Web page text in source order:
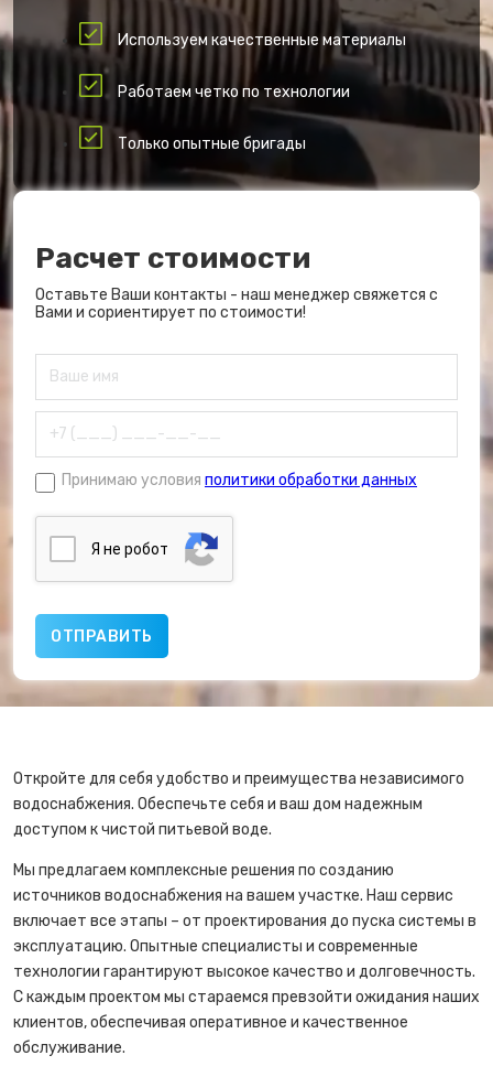
Используем качественные материалы
Работаем четко по технологии
Только опытные бригады
Расчет стоимости
Оставьте Ваши контакты - наш менеджер свяжется с
Вами и сориентирует по стоимости!
Принимаю условия политики обработки данных
Я нe poбoт
Откройте для себя удобство и преимущества независимого
водоснабжения. Обеспечьте себя и ваш дом надежным
доступом к чистой питьевой воде.
Мы предлагаем комплексные решения по созданию
источников водоснабжения на вашем участке. Наш сервис
включает все этапы – от проектирования до пуска системы в
эксплуатацию. Опытные специалисты и современные
технологии гарантируют высокое качество и долговечность.
С каждым проектом мы стараемся превзойти ожидания наших
клиентов, обеспечивая оперативное и качественное
обслуживание.